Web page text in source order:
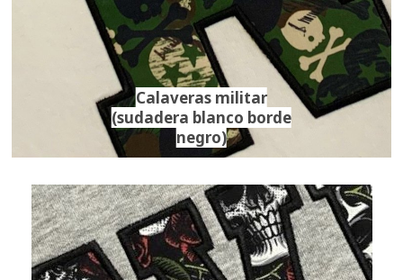
Calaveras militar
(sudadera blanco borde
negro)